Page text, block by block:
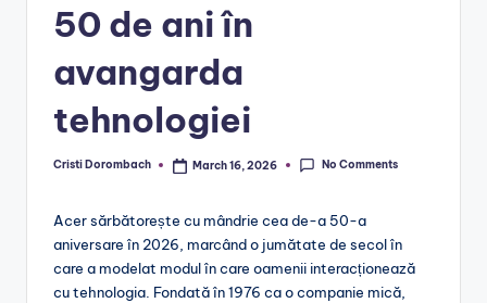
50 de ani în
avangarda
tehnologiei
Posted
Cristi Dorombach March 16, 2026 No Comments
Acer sărbătorește cu mândrie cea de-a 50-a
aniversare în 2026, marcând o jumătate de secol în
care a modelat modul în care oamenii interacționează
cu tehnologia. Fondată în 1976 ca o companie mică,